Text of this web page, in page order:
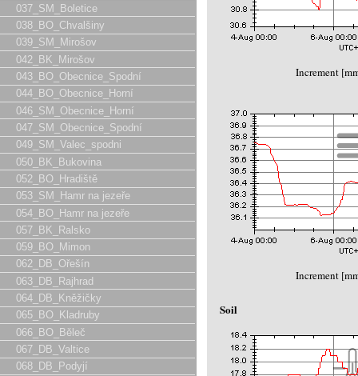
037_SM_Boletice
038_BO_Chvalšiny
039_SM_Mirošov
042_BK_Mirošov
043_BO_Obecnice_Spodní
044_BO_Obecnice_Horní
046_SM_Obecnice_Horní
047_SM_Obecnice_Spodní
049_SM_Valec_spodni
050_BK_Bukovina
052_BO_Hradiště
053_SM_Hamr na jezeře
054_BO_Hamr na jezeře
057_BK_Ralsko
059_BO_Mimon
062_DB_Ořešín
063_DB_Rajhrad
064_DB_Kněžičky
065_BO_Kladruby
066_BO_Běleč
067_DB_Valtice
068_DB_Podyjí
Increment
Increment
Soil